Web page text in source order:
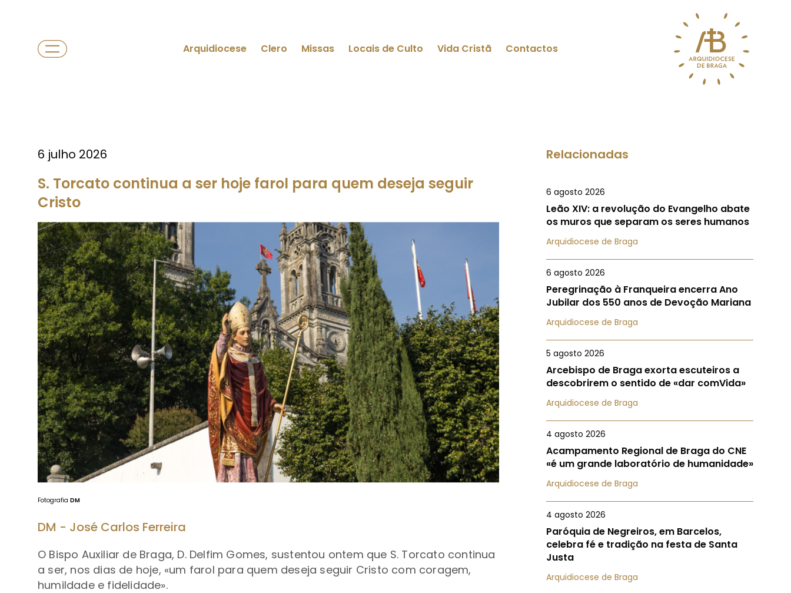
Arquidiocese Clero Missas Locais de Culto Vida Cristã Contactos
6 julho 2026
S. Torcato continua a ser hoje farol para quem deseja seguir
Cristo
Fotografia DM
DM - José Carlos Ferreira
O Bispo Auxiliar de Braga, D. Delfim Gomes, sustentou ontem que S. Torcato continua
a ser, nos dias de hoje, «um farol para quem deseja seguir Cristo com coragem,
humildade e fidelidade».
Relacionadas
6 agosto 2026
Leão XIV: a revolução do Evangelho abate
os muros que separam os seres humanos
Arquidiocese de Braga
6 agosto 2026
Peregrinação à Franqueira encerra Ano
Jubilar dos 550 anos de Devoção Mariana
Arquidiocese de Braga
5 agosto 2026
Arcebispo de Braga exorta escuteiros a
descobrirem o sentido de «dar comVida»
Arquidiocese de Braga
4 agosto 2026
Acampamento Regional de Braga do CNE
«é um grande laboratório de humanidade»
Arquidiocese de Braga
4 agosto 2026
Paróquia de Negreiros, em Barcelos,
celebra fé e tradição na festa de Santa
Justa
Arquidiocese de Braga